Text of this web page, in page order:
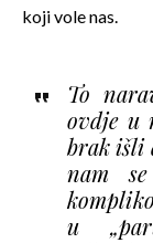
koji vole nas.
To
ovdje u
brak išli
nam
u